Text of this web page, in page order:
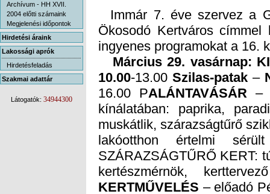
Archívum - HH XVII.
2004 előtti számaink
Megjelenési időpontok
Hirdetési áraink
Lakossági aprók
Hirdetésfeladás
Szakmai adattár
Látogatók: 34944300
Immár 7. éve szervez a
Ökosodó Kertváros
ingyenes programokat a 16.
Március 29. vasárnap:
10.00-13.00Szilas-patak –
16.00 PALÁNTAVÁSÁR–
kertészmérnök,
KERTMŰVELÉS – előadó